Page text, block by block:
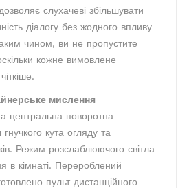
слухачеві збільшувати
діалогу без жодного впливу
чином, ви не пропустите
кожне вимовлене
мислення
центральна поворотна
кута огляду та
Режим розслаблюючого світла
в кімнаті. Перероблений
пульт дистанційного